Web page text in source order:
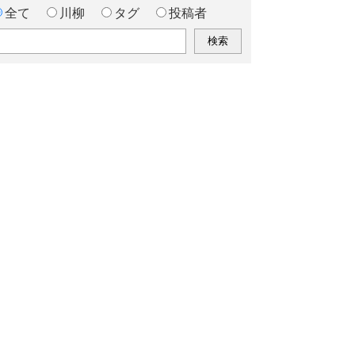
全て 川柳 タグ 投稿者